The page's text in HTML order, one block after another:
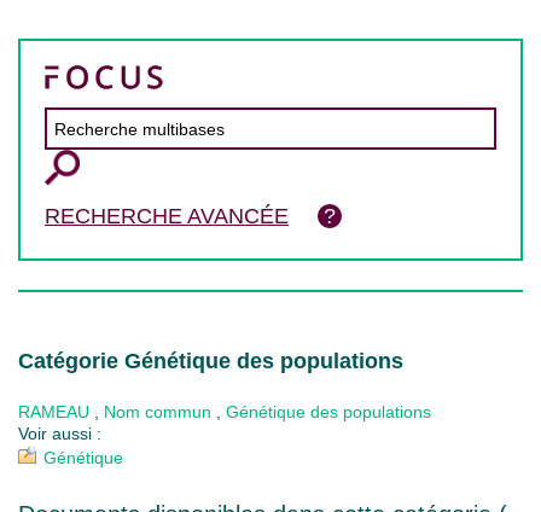
RECHERCHE AVANCÉE
Catégorie Génétique des populations
RAMEAU Nom commun
Génétique des populations
Voir aussi :
Génétique